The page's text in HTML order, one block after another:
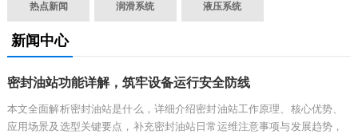
热点新闻 润滑系统 液压系统
新闻中心
密封油站功能详解，筑牢设备运行安全防线
本文全面解析密封油站是什么，详细介绍密封油站工作原理、核心优势、
应用场景及选型关键要点，补充密封油站日常运维注意事项与发展趋势，